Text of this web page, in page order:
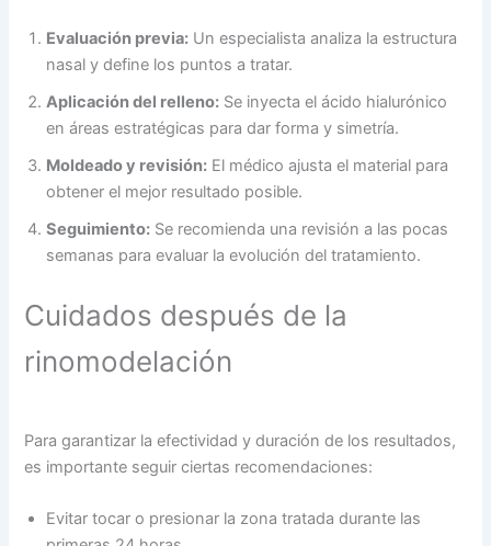
Evaluación previa: Un especialista analiza la estructura
nasal y define los puntos a tratar.
Aplicación del relleno: Se inyecta el ácido hialurónico
en áreas estratégicas para dar forma y simetría.
Moldeado y revisión: El médico ajusta el material para
obtener el mejor resultado posible.
Seguimiento: Se recomienda una revisión a las pocas
semanas para evaluar la evolución del tratamiento.
Cuidados después de la
rinomodelación
Para garantizar la efectividad y duración de los resultados,
es importante seguir ciertas recomendaciones:
Evitar tocar o presionar la zona tratada durante las